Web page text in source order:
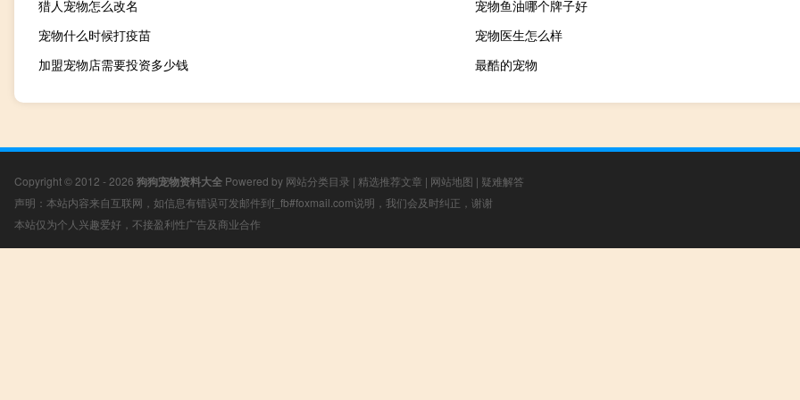
猎人宠物怎么改名
宠物鱼油哪个牌子好
宠物什么时候打疫苗
宠物医生怎么样
加盟宠物店需要投资多少钱
最酷的宠物
Copyright © 2012 - 2026 狗狗宠物资料大全 Powered by 网站分类目录 | 精选推荐文章 | 网站地图 | 疑难解答
声明：本站内容来自互联网，如信息有错误可发邮件到f_fb#foxmail.com说明，我们会及时纠正，谢谢
本站仅为个人兴趣爱好，不接盈利性广告及商业合作